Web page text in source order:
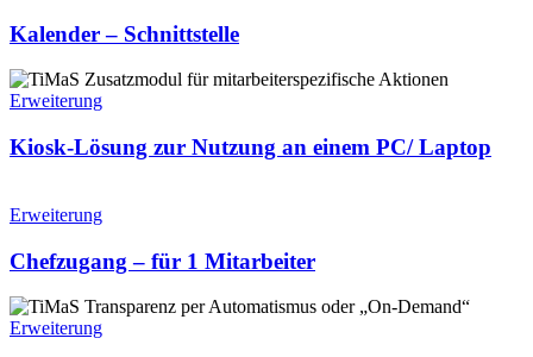
Kalender – Schnittstelle​
Erweiterung
Kiosk-Lösung zur Nutzung an einem PC/ Laptop
Erweiterung
Chefzugang – für 1 Mitarbeiter
Erweiterung